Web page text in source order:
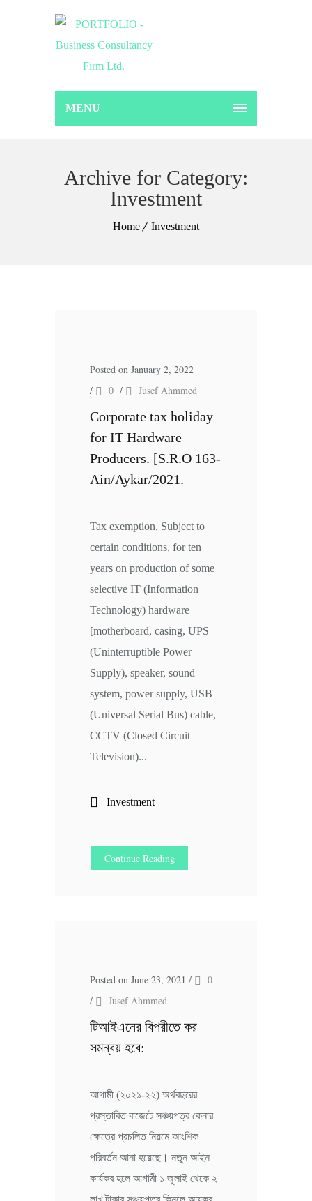
MENU
Archive for Category:
Investment
Home Investment
Posted on January 2, 2022
/
0 / Jusef Ahmmed
Corporate tax holiday
for IT Hardware
Producers. [S.R.O 163-
Ain/Aykar/2021.
Tax exemption, Subject to
certain conditions, for ten
years on production of some
selective IT (Information
Technology) hardware
[motherboard, casing, UPS
(Uninterruptible Power
Supply), speaker, sound
system, power supply, USB
(Universal Serial Bus) cable,
CCTV (Closed Circuit
Television)...
Investment
Continue Reading
Posted on June 23, 2021 /
0
/
Jusef Ahmmed
টিআইএনের বিপরীতে কর
সমন্বয় হবে:
আগামী (২০২১-২২) অর্থবছরের
প্রস্তাবিত বাজেটে সঞ্চয়পত্র কেনার
ক্ষেত্রে প্রচলিত নিয়মে আংশিক
পরিবর্তন আনা হয়েছে। নতুন আইন
কার্যকর হলে আগামী ১ জুলাই থেকে ২